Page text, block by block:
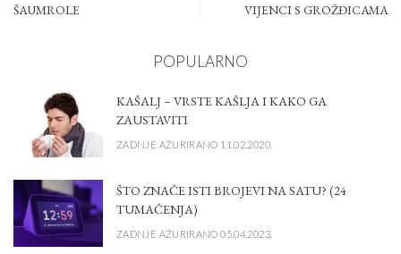
ŠAUMROLE VIJENCI S GROŽĐICAMA
POPULARNO
KAŠALJ – VRSTE KAŠLJA I KAKO GA
ZAUSTAVITI
ZADNJE AŽURIRANO 11.02.2020.
ŠTO ZNAČE ISTI BROJEVI NA SATU? (24
TUMAČENJA)
ZADNJE AŽURIRANO 05.04.2023.